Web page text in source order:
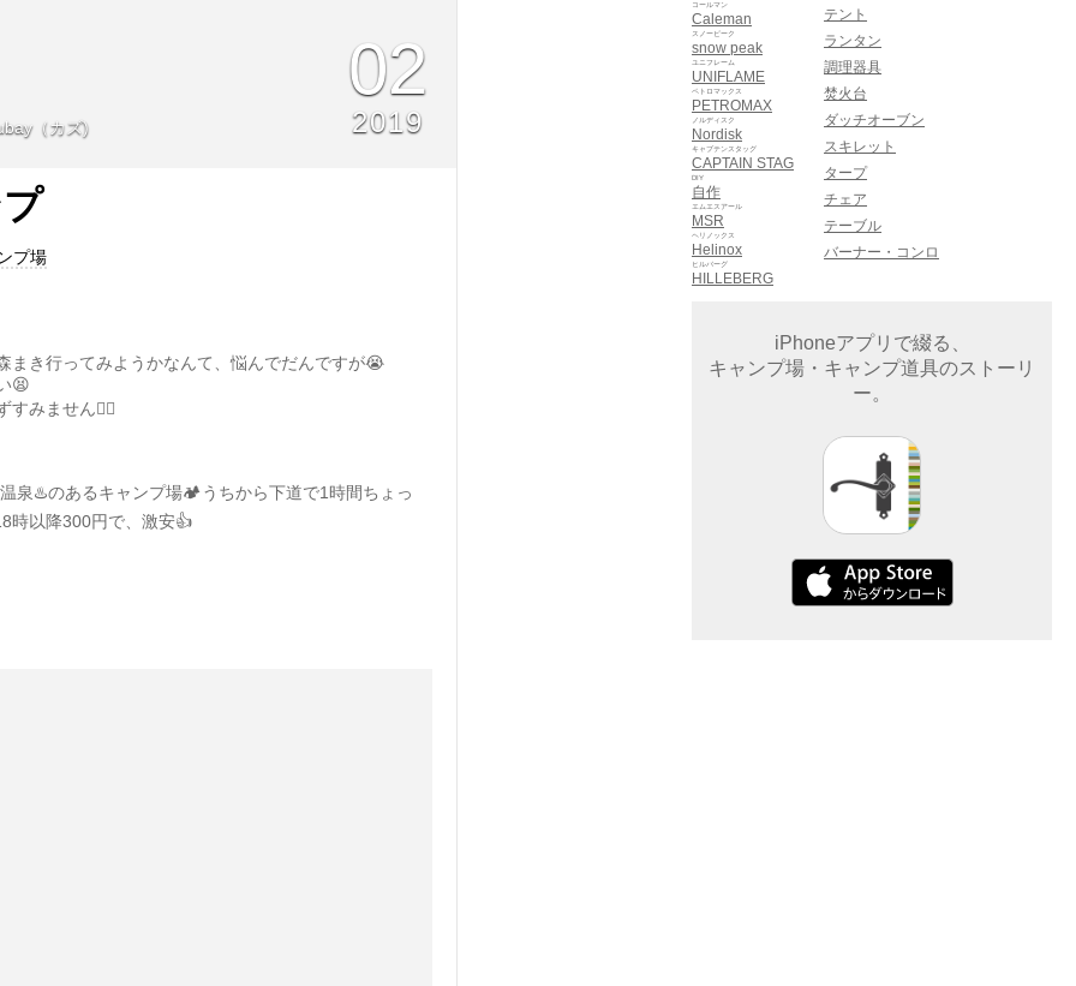
（カズ)
02
2019
プ場
まき行ってみようかなんて、悩んでだんですが😭
😫
すみません🙇‍♂️
泉♨️のあるキャンプ場🏕うちから下道で1時間ちょっ
時以降300円で、激安👍
Caleman
コールマン
snow peak
スノーピーク
UNIFLAME
ユニフレーム
PETROMAX
ペトロマックス
Nordisk
ノルディスク
CAPTAIN STAG
キャプテンスタッグ
自作
DIY
MSR
エムエスアール
Helinox
ヘリノックス
HILLEBERG
ヒルバーグ
テント
ランタン
調理器具
焚火台
ダッチオーブン
スキレット
タープ
チェア
テーブル
バーナー・コンロ
iPhoneアプリで綴る、
キャンプ場・キャンプ道具のストーリ
ー。